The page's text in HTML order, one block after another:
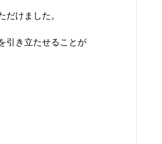
だけました。
引き立たせることが